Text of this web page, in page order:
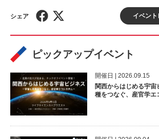
イベン
ピックアップイベント
開催⽇ | 2026.09.15
関西からはじめる宇宙
種をつなぐ、産官学エ